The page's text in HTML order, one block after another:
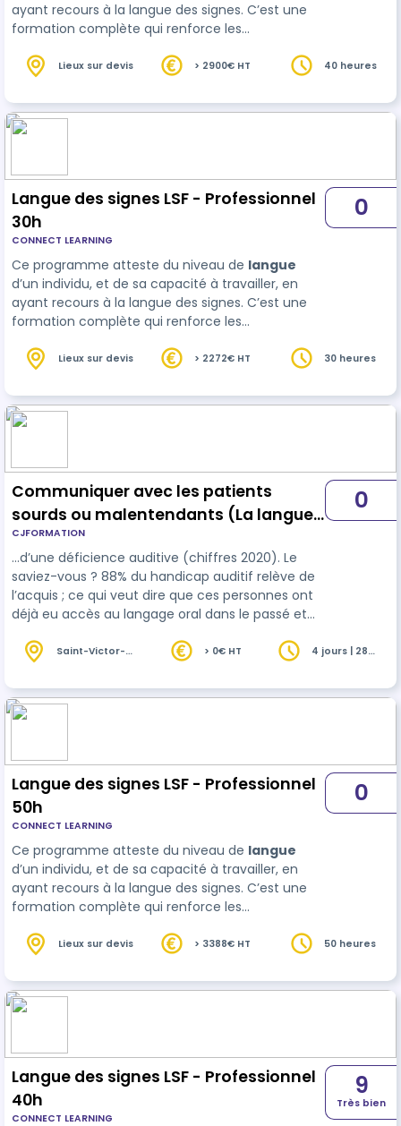
ayant recours à la langue des signes. C’est une
formation complète qui renforce les
procurant aux participants une perspective
Lieux sur devis > 2900€ HT 40 heures
Langue des signes LSF - Professionnel
30h
CONNECT LEARNING
Ce programme atteste du niveau de langue
d’un individu, et de sa capacité à travailler, en
ayant recours à la langue des signes. C’est une
formation complète qui renforce les
procurant aux participants une perspective
0
Lieux sur devis > 2272€ HT 30 heures
Communiquer avec les patients
sourds ou malentendants (La langue
des signes - Niveau 1) - Inter
CJFORMATION
…d’une déficience auditive (chiffres 2020). Le
saviez-vous ? 88% du handicap auditif relève de
l’acquis ; ce qui veut dire que ces personnes ont
déjà eu accès au langage oral dans le passé et
lalanguefrançaise. Ainsi, de plus en plus de
signes dès leur formation initiale. La formation
vise à vous accompagner à développer vos
0
Saint-Victor-
> 0€ HT
4 jours | 28
Langue des signes LSF - Professionnel
50h
CONNECT LEARNING
Ce programme atteste du niveau de langue
d’un individu, et de sa capacité à travailler, en
ayant recours à la langue des signes. C’est une
formation complète qui renforce les
procurant aux participants une perspective
0
Lieux sur devis > 3388€ HT 50 heures
Langue des signes LSF - Professionnel
40h
CONNECT LEARNING
9
Très bien